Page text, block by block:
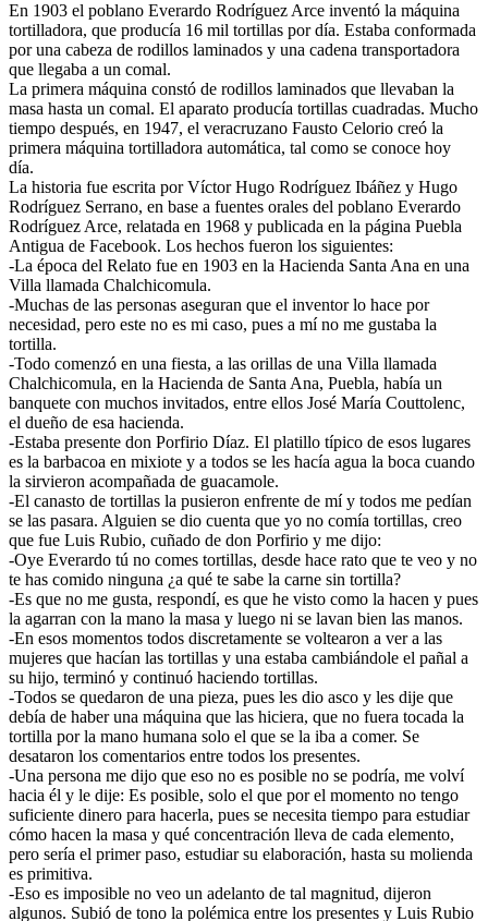
En 1903 el poblano Everardo Rodríguez Arce inventó la máquina
tortilladora, que producía 16 mil tortillas por día. Estaba conformada
por una cabeza de rodillos laminados y una cadena transportadora
que llegaba a un comal.
La primera máquina constó de rodillos laminados que llevaban la
masa hasta un comal. El aparato producía tortillas cuadradas. Mucho
tiempo después, en 1947, el veracruzano Fausto Celorio creó la
primera máquina tortilladora automática, tal como se conoce hoy
día.
La historia fue escrita por Víctor Hugo Rodríguez Ibáñez y Hugo
Rodríguez Serrano, en base a fuentes orales del poblano Everardo
Rodríguez Arce, relatada en 1968 y publicada en la página Puebla
Antigua de Facebook. Los hechos fueron los siguientes:
-La época del Relato fue en 1903 en la Hacienda Santa Ana en una
Villa llamada Chalchicomula.
-Muchas de las personas aseguran que el inventor lo hace por
necesidad, pero este no es mi caso, pues a mí no me gustaba la
tortilla.
-Todo comenzó en una fiesta, a las orillas de una Villa llamada
Chalchicomula, en la Hacienda de Santa Ana, Puebla, había un
banquete con muchos invitados, entre ellos José María Couttolenc,
el dueño de esa hacienda.
-Estaba presente don Porfirio Díaz. El platillo típico de esos lugares
es la barbacoa en mixiote y a todos se les hacía agua la boca cuando
la sirvieron acompañada de guacamole.
-El canasto de tortillas la pusieron enfrente de mí y todos me pedían
se las pasara. Alguien se dio cuenta que yo no comía tortillas, creo
que fue Luis Rubio, cuñado de don Porfirio y me dijo:
-Oye Everardo tú no comes tortillas, desde hace rato que te veo y no
te has comido ninguna ¿a qué te sabe la carne sin tortilla?
-Es que no me gusta, respondí, es que he visto como la hacen y pues
la agarran con la mano la masa y luego ni se lavan bien las manos.
-En esos momentos todos discretamente se voltearon a ver a las
mujeres que hacían las tortillas y una estaba cambiándole el pañal a
su hijo, terminó y continuó haciendo tortillas.
-Todos se quedaron de una pieza, pues les dio asco y les dije que
debía de haber una máquina que las hiciera, que no fuera tocada la
tortilla por la mano humana solo el que se la iba a comer. Se
desataron los comentarios entre todos los presentes.
-Una persona me dijo que eso no es posible no se podría, me volví
hacia él y le dije: Es posible, solo el que por el momento no tengo
suficiente dinero para hacerla, pues se necesita tiempo para estudiar
cómo hacen la masa y qué concentración lleva de cada elemento,
pero sería el primer paso, estudiar su elaboración, hasta su molienda
es primitiva.
-Eso es imposible no veo un adelanto de tal magnitud, dijeron
algunos. Subió de tono la polémica entre los presentes y Luis Rubio